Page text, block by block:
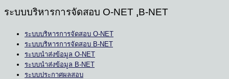
ระบบบริหารการจัดสอบ O-NET ,ฺB-NET
ระบบบริหารการจัดสอบ O-NET
ระบบบริหารการจัดสอบ B-NET
ระบบนำส่งข้อมูล O-NET
ระบบนำส่งข้อมูล B-NET
ระบบประกาศผลสอบ